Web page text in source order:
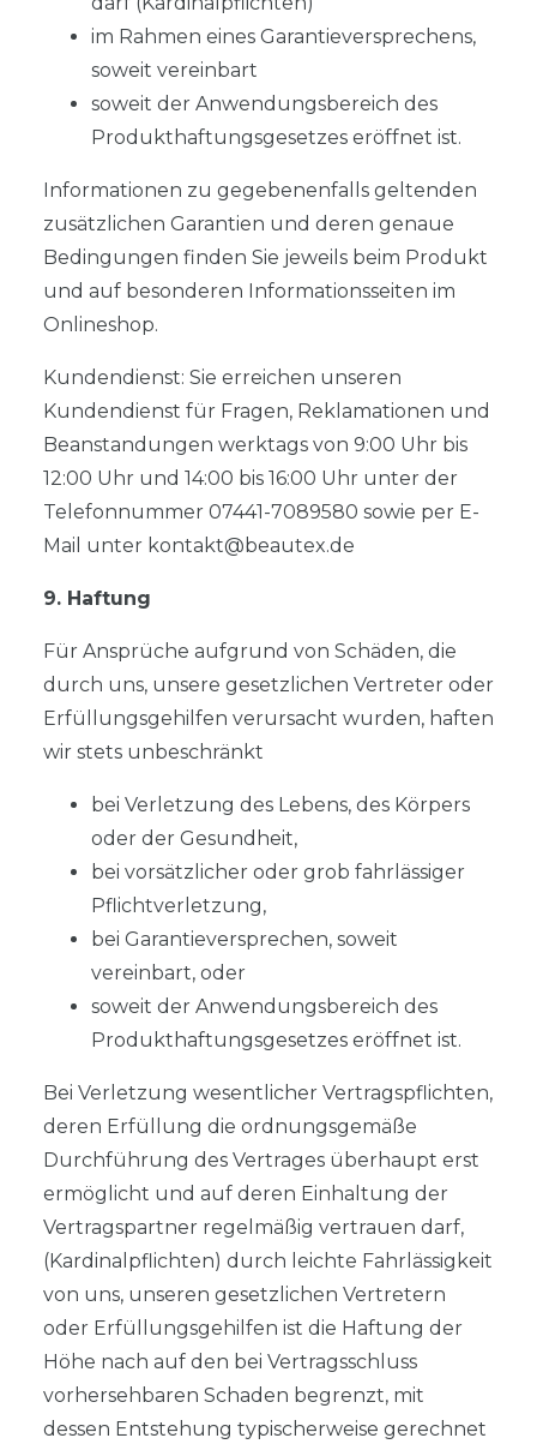
im Rahmen eines Garantieversprechens,
soweit vereinbart
soweit der Anwendungsbereich des
Produkthaftungsgesetzes eröffnet ist.
Informationen zu gegebenenfalls geltenden
zusätzlichen Garantien und deren genaue
Bedingungen finden Sie jeweils beim Produkt
und auf besonderen Informationsseiten im
Onlineshop.
Kundendienst: Sie erreichen unseren
Kundendienst für Fragen, Reklamationen und
Beanstandungen werktags von 9:00 Uhr bis
12:00 Uhr und 14:00 bis 16:00 Uhr unter der
Telefonnummer 07441-7089580 sowie per E-
Mail unter kontakt@beautex.de
9. Haftung
Für Ansprüche aufgrund von Schäden, die
durch uns, unsere gesetzlichen Vertreter oder
Erfüllungsgehilfen verursacht wurden, haften
wir stets unbeschränkt
bei Verletzung des Lebens, des Körpers
oder der Gesundheit,
bei vorsätzlicher oder grob fahrlässiger
Pflichtverletzung,
bei Garantieversprechen, soweit
vereinbart, oder
soweit der Anwendungsbereich des
Produkthaftungsgesetzes eröffnet ist.
Bei Verletzung wesentlicher Vertragspflichten,
deren Erfüllung die ordnungsgemäße
Durchführung des Vertrages überhaupt erst
ermöglicht und auf deren Einhaltung der
Vertragspartner regelmäßig vertrauen darf,
(Kardinalpflichten) durch leichte Fahrlässigkeit
von uns, unseren gesetzlichen Vertretern
oder Erfüllungsgehilfen ist die Haftung der
Höhe nach auf den bei Vertragsschluss
vorhersehbaren Schaden begrenzt, mit
dessen Entstehung typischerweise gerechnet